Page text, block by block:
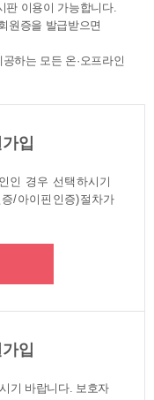
판 이용이 가능합니다.
원증을 발급받으면
하는 모든 온·오프라인
입
인 경우 선택하시기
/아이핀인증)절차가
입
기 바랍니다. 보호자